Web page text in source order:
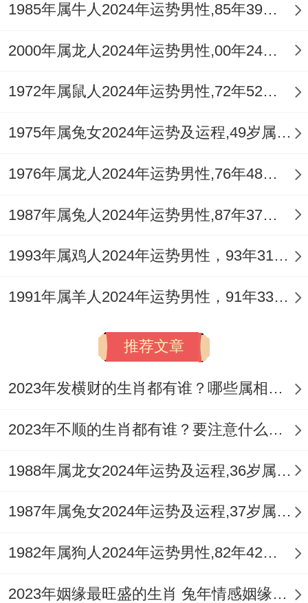
况,行考虑佩戴祥安阁金吉显达吊坠来化解潜
在的不利因素！这有助于稳定运势 - 让生活
1985年属牛人2024年运势男性,85年39岁属牛男2024年每月运程怎么样
2000年属龙人2024年运势男性,00年24岁属龙男2024年每月运程怎么样
1972年属鼠人2024年运势男性,72年52岁属鼠男2024年每月运程怎么样
1975年属兔女2024年运势及运程,49岁属兔人2024全年每月运势女性如何
1976年属龙人2024年运势男性,76年48岁属龙男2024年每月运程怎么样
1987年属兔人2024年运势男性,87年37岁属兔男2024年每月运程怎么样
1993年属鸡人2024年运势男性，93年31岁属鸡男2024年每月运程怎么样
1991年属羊人2024年运势男性，91年33岁属羊男2024年每月运程怎么样
推荐文章
2023年发横财的生肖都有谁？哪些属相财运旺盛？
2023年不顺的生肖都有谁？要注意什么呢？
1988年属龙女2024年运势及运程,36岁属龙人2024全年每月运势女性如何
1987年属兔女2024年运势及运程,37岁属兔人2024全年每月运势女性如何
1982年属狗人2024年运势男性,82年42岁属狗男2024年每月运程怎么样
2023年姻缘最旺盛的生肖 兔年情感姻缘运比较旺的属相